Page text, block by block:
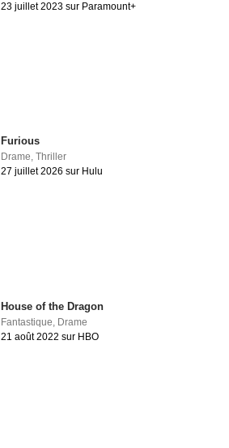
23 juillet 2023 sur Paramount+
Furious
Drame,Thriller
27 juillet 2026 sur Hulu
House of the Dragon
Fantastique Drame
21 août 2022 sur HBO